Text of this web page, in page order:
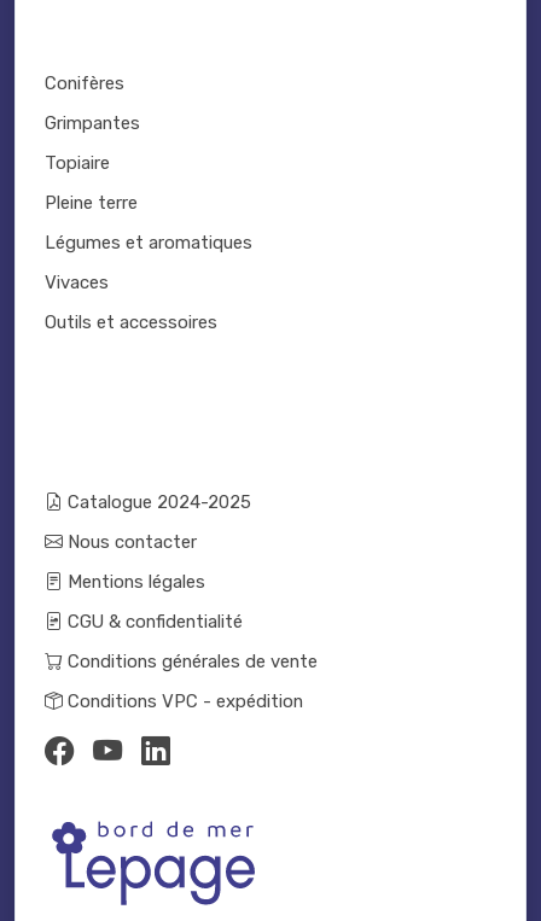
Conifères
Grimpantes
Topiaire
Pleine terre
Légumes et aromatiques
Vivaces
Outils et accessoires
Catalogue 2024-2025
Nous contacter
Mentions légales
CGU & confidentialité
Conditions générales de vente
Conditions VPC - expédition